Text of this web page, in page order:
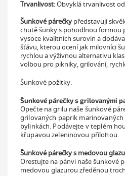
Trvanlivost:Obvyklá trvanlivost
Šunkové párečky představují
chutě šunky s pohodlnou formou
vysoce kvalitních surovin a
šťávu, kterou ocení jak milovníci
rychlou a výživnou alternativu
volbou pro pikniky, grilování,
Šunkové požitky:
Šunkové párečky s grilovanými
Opečte na grilu naše šunkové
grilovaných paprik
bylinkách. Podávejte v teplém
křupavou zeleninovou přílohou.
Šunkové párečky s medovou
Orestujte na pánvi naše šunkové
medovou glazurou zředěnou